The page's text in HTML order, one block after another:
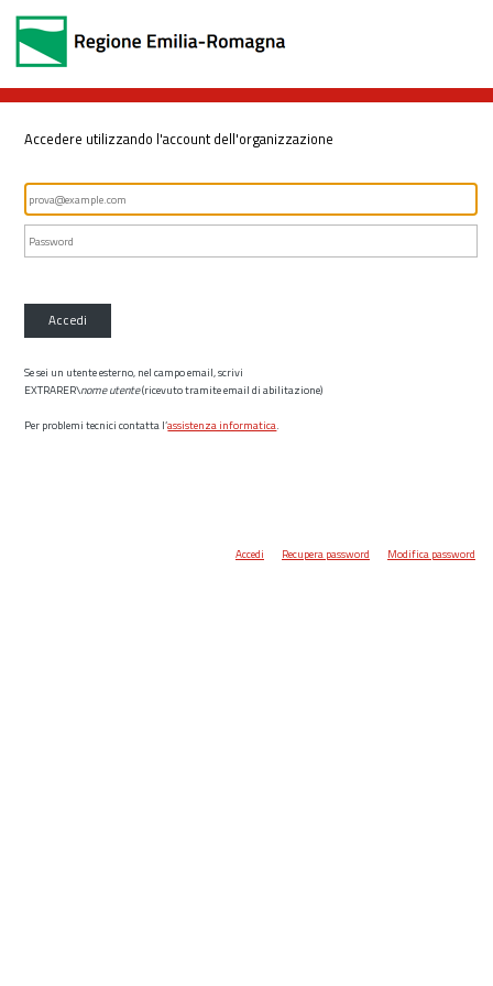
Accedere utilizzando l'account dell'organizzazione
Accedi
Se sei un utente esterno, nel campo email, scrivi
EXTRARER\nome utente(ricevuto tramite email di abilitazione)
Per problemi tecnici contatta l’assistenza informatica.
Accedi Recupera password Modifica password